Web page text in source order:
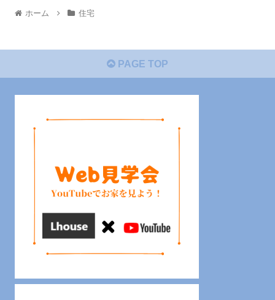
ホーム 住宅
PAGE TOP